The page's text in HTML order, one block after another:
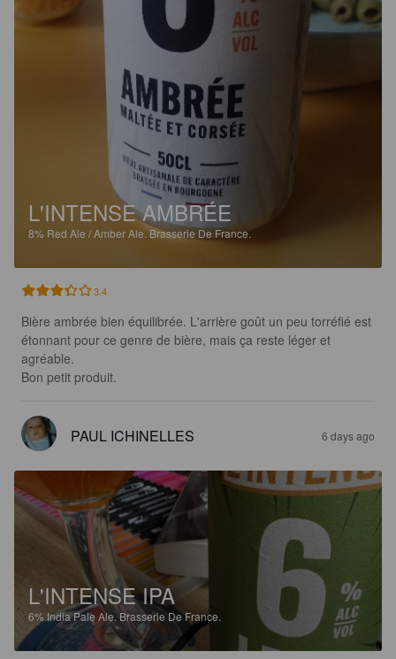
L'INTENSE AMBRÉE
8% Red Ale / Amber Ale.Brasserie De France.
3.4
Bière ambrée bien équilibrée. L'arrière goût un peu torréfié est
étonnant pour ce genre de bière, mais ça reste léger et
agréable.
Bon petit produit.
PAUL ICHINELLES 6 days ago
L'INTENSE IPA
6%India Pale Ale.Brasserie De France.